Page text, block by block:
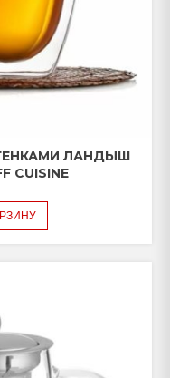
ЛАНДЫШ
CUISINE